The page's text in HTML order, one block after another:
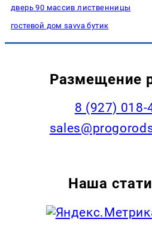
дверь 90 массив лиственницы
гостевой дом savva бутик
Размещение
8 (927) 018-
Наша